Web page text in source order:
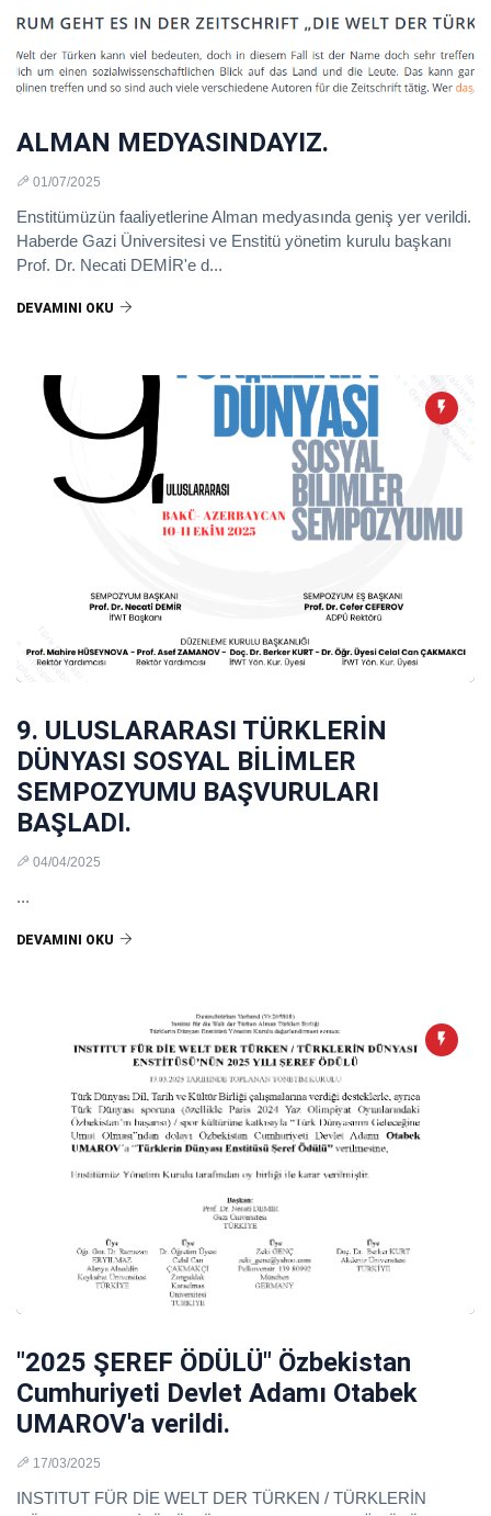
ALMAN MEDYASINDAYIZ.
01/07/2025
Enstitümüzün faaliyetlerine Alman medyasında geniş yer verildi.
Haberde Gazi Üniversitesi ve Enstitü yönetim kurulu başkanı
Prof. Dr. Necati DEMİR'e d...
DEVAMINI OKU
9. ULUSLARARASI TÜRKLERİN
DÜNYASI SOSYAL BİLİMLER
SEMPOZYUMU BAŞVURULARI
BAŞLADI.
04/04/2025
...
DEVAMINI OKU
"2025 ŞEREF ÖDÜLÜ" Özbekistan
Cumhuriyeti Devlet Adamı Otabek
UMAROV'a verildi.
17/03/2025
INSTITUT FÜR DİE WELT DER TÜRKEN / TÜRKLERİN